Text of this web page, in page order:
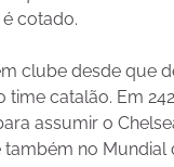
cotado.
clube desde que
time catalão. Em
assumir o
no